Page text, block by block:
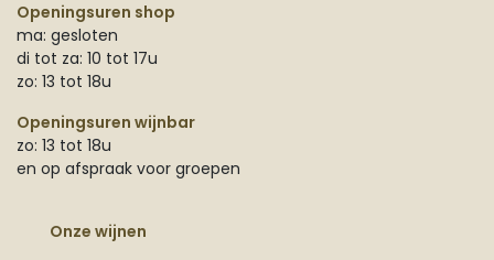
Openingsuren shop
ma: gesloten
di tot za: 10 tot 17u
zo: 13 tot 18u
Openingsuren wijnbar
zo: 13 tot 18u
en op afspraak voor groepen
Onze wijnen